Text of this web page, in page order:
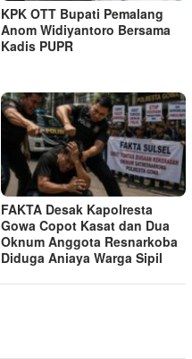
KPK OTT Bupati Pemalang
Anom Widiyantoro Bersama
Kadis PUPR
FAKTA Desak Kapolresta
Gowa Copot Kasat dan Dua
Oknum Anggota Resnarkoba
Diduga Aniaya Warga Sipil